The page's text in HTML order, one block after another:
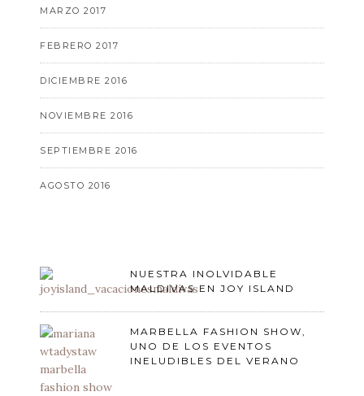
MARZO 2017
FEBRERO 2017
DICIEMBRE 2016
NOVIEMBRE 2016
SEPTIEMBRE 2016
AGOSTO 2016
NUESTRA INOLVIDABLE
MALDIVAS EN JOY ISLAND
MARBELLA FASHION SHOW,
UNO DE LOS EVENTOS
INELUDIBLES DEL VERANO